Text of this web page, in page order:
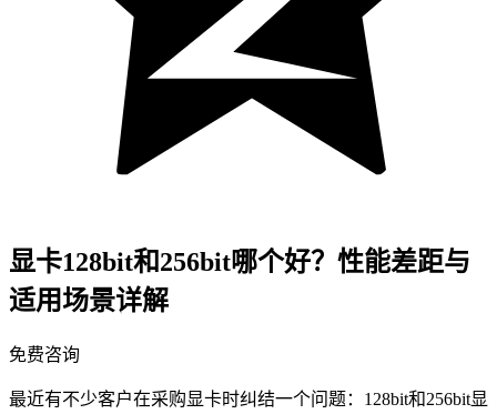
显卡128bit和256bit哪个好？性能差距与
适用场景详解
免费咨询
最近有不少客户在采购显卡时纠结一个问题：128bit和256bit显